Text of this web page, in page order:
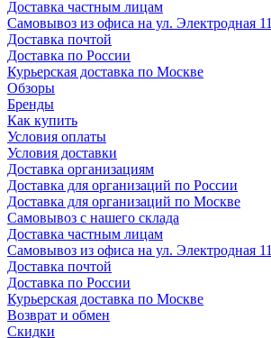
Доставка частным лицам
Самовывоз из офиса на ул. Электродная 11
Доставка почтой
Доставка по России
Курьерская доставка по Москве
Обзоры
Бренды
Как купить
Условия оплаты
Условия доставки
Доставка организациям
Доставка для организаций по России
Доставка для организаций по Москве
Самовывоз с нашего склада
Доставка частным лицам
Самовывоз из офиса на ул. Электродная 11
Доставка почтой
Доставка по России
Курьерская доставка по Москве
Возврат и обмен
Скидки